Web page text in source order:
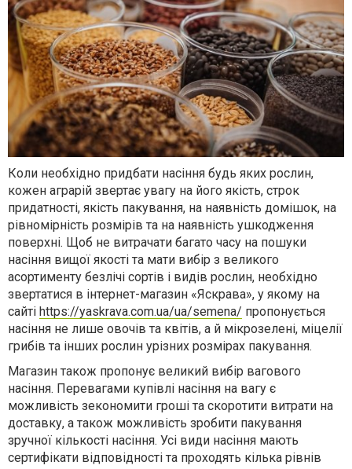
Коли необхідно придбати насіння будь яких рослин,
кожен аграрій звертає увагу на його якість, строк
придатності, якість пакування, на наявність домішок, на
рівномірність розмірів та на наявність ушкодження
поверхні. Щоб не витрачати багато часу на пошуки
насіння вищої якості та мати вибір з великого
асортименту безлічі сортів і видів рослин, необхідно
звертатися в інтернет-магазин «Яскрава», у якому на
сайті https://yaskrava.com.ua/ua/semena/ пропонується
насіння не лише овочів та квітів, а й мікрозелені, міцелії
грибів та інших рослин урізних розмірах пакування.
Магазин також пропонує великий вибір вагового
насіння. Перевагами купівлі насіння на вагу є
можливість зекономити гроші та скоротити витрати на
доставку, а також можливість зробити пакування
зручної кількості насіння. Усі види насіння мають
сертифікати відповідності та проходять кілька рівнів